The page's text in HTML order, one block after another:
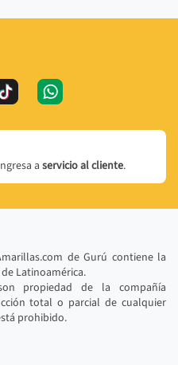
aservicio al cliente.
de Gurú contiene la
Latinoamérica.
propiedad de la compañía
total o parcial de cualquier
prohibido.